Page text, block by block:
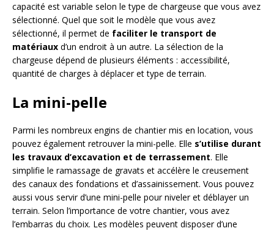
capacité est variable selon le type de chargeuse que vous avez
sélectionné. Quel que soit le modèle que vous avez
sélectionné, il permet de faciliter le transport de
matériaux d’un endroit à un autre. La sélection de la
chargeuse dépend de plusieurs éléments : accessibilité,
quantité de charges à déplacer et type de terrain.
La mini-pelle
Parmi les nombreux engins de chantier mis en location, vous
pouvez également retrouver la mini-pelle. Elle s’utilise durant
les travaux d’excavation et de terrassement. Elle
simplifie le ramassage de gravats et accélère le creusement
des canaux des fondations et d’assainissement. Vous pouvez
aussi vous servir d’une mini-pelle pour niveler et déblayer un
terrain. Selon l’importance de votre chantier, vous avez
l’embarras du choix. Les modèles peuvent disposer d’une